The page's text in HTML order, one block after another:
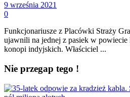
9 września 2021
0
Funkcjonariusze z Placówki Straży
ujawnili na jednej z pasiek w
konopi indyjskich. Właściciel ...
Nie przegap tego !